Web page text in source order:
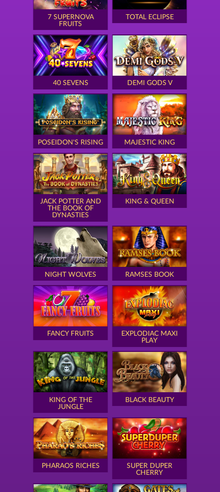
7 SUPERNOVA
FRUITS
TOTAL ECLIPSE
40 SEVENS DEMI GODS V
POSEIDON'S RISING MAJESTIC KING
JACK POTTER AND
THE BOOK OF
DYNASTIES
KING & QUEEN
NIGHT WOLVES RAMSES BOOK
FANCY FRUITS
EXPLODIAC MAXI
PLAY
KING OF THE
JUNGLE
BLACK BEAUTY
PHARAOS RICHES
SUPER DUPER
CHERRY